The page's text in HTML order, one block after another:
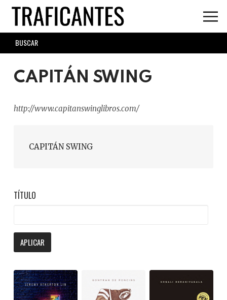
Skip
main
content
SEARCH
FORM
CAPITÁN SWING
http://www.capitanswinglibros.com/
CAPITÁN SWING
TÍTULO
APLICAR